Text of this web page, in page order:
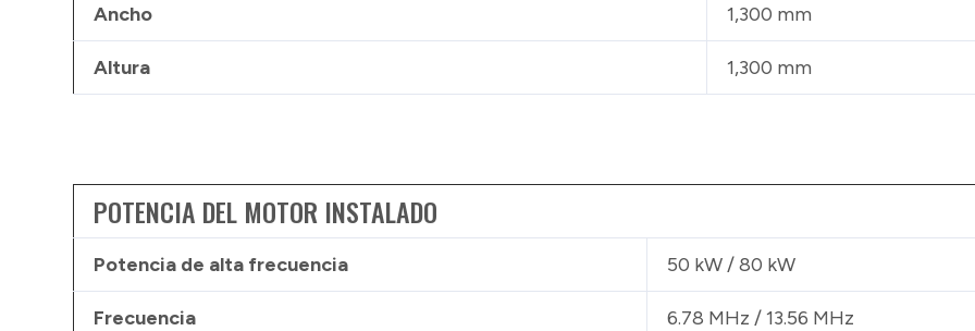
Ancho 1,300 mm
Altura 1,300 mm
POTENCIA DEL MOTOR INSTALADO
Potencia de alta frecuencia 50 kW / 80 kW
Frecuencia 6.78 MHz / 13.56 MHz